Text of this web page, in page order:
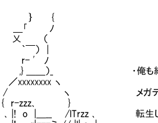
{
ﾉ
|
ﾉ
も結構忘れてる前
ヽ
ーム知識をぼん
､ }
､ 転生してしまったヤル